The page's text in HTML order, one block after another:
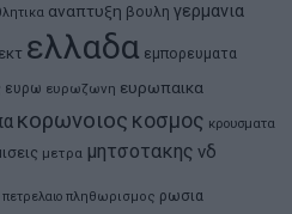
αναπτυξη βουλη γερμανια
εκτ ελλαδα εμπορευματα
ευρω ευρωζωνη ευρωπαικα
κορωνοιος κοσμος κρουσματα
μετρα μητσοτακης νδ
πετρελαιο πληθωρισμος ρωσια